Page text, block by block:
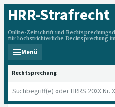
HRR-Strafrecht
Online-Zeitschrift und
für höchstrichterliche Rechtsprechung
Menü
HRRS durchsuchen